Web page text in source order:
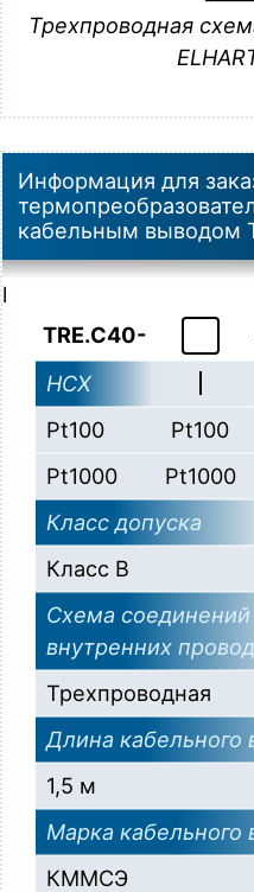
Трехпроводная
Информация для
кабельным выводом
l
TRE.C40-
НСХ
Pt100
Pt100
Pt1000
Pt1000
Класс допуска
Класс B
Схема соединений
внутренних
Трехпроводная
Длина кабельного
1,5 м
Марка кабельного
КММСЭ